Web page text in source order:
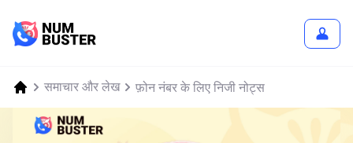
समाचार और लेख फ़ोन नंबर के लिए निजी नोट्स